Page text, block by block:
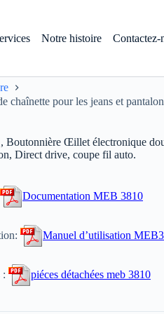
Notre histoire Contactez-
pour les jeans et
Boutonnière Œillet électronique
Direct drive, coupe fil auto.
Documentation MEB 3810
Manuel d’utilisation
: piéces détachées meb 3810